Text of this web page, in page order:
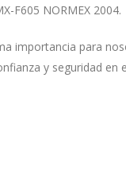
F605 NORMEX 2004.
importancia para
y seguridad